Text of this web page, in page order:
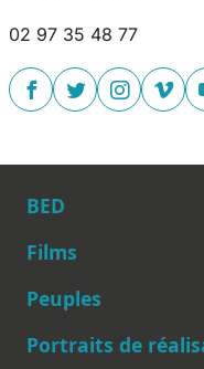
02 97 35 48 77
Main
BED
Films
Peuples
Portraits de